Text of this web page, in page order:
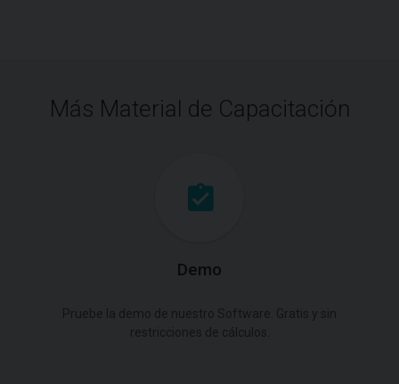
Más Material de Capacitación
Demo